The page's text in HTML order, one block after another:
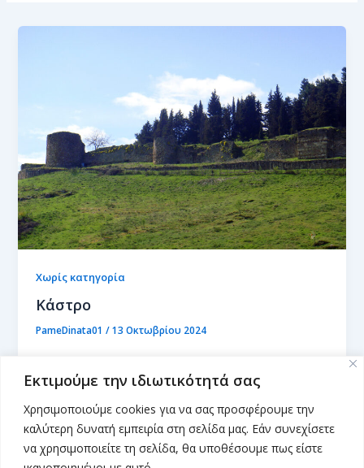
Εκτιμούμε την ιδιωτικότητά σας
Χρησιμοποιούμε cookies για να σας προσφέρουμε την
καλύτερη δυνατή εμπειρία στη σελίδα μας. Εάν συνεχίσετε
να χρησιμοποιείτε τη σελίδα, θα υποθέσουμε πως είστε
Χωρίς κατηγορία
Κάστρο
PameDinata01/13 Οκτωβρίου 2024